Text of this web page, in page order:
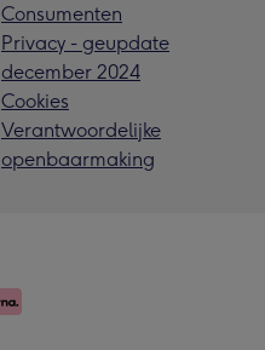
Consumenten
Privacy - geupdate
december 2024
Cookies
Verantwoordelijke
openbaarmaking